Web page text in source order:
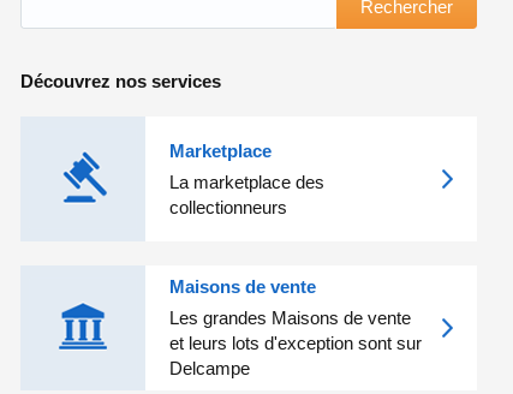
Rechercher
Découvrez nos services
Marketplace
La marketplace des
collectionneurs
Maisons de vente
Les grandes Maisons de vente
et leurs lots d'exception sont sur
Delcampe